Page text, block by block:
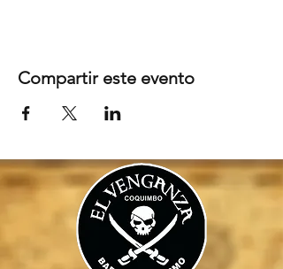
Compartir este evento